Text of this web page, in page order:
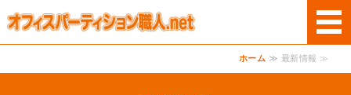
オフィスパー
ホーム ≫ 最新情報 ≫